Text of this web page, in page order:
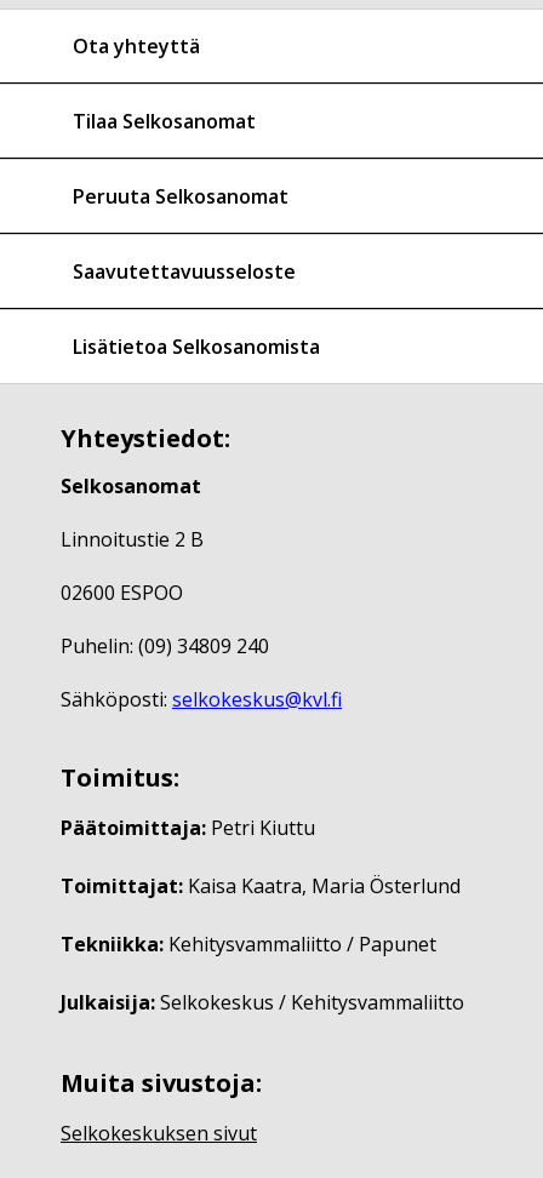
Ota yhteyttä
Tilaa Selkosanomat
Peruuta Selkosanomat
Saavutettavuusseloste
Lisätietoa Selkosanomista
Yhteystiedot:
Selkosanomat
Linnoitustie 2 B
02600 ESPOO
Puhelin: (09) 34809 240
Sähköposti: selkokeskus@kvl.fi
Toimitus:
Päätoimittaja: Petri Kiuttu
Toimittajat: Kaisa Kaatra, Maria Österlund
Tekniikka: Kehitysvammaliitto / Papunet
Julkaisija:Selkokeskus / Kehitysvammaliitto
Muita sivustoja:
Selkokeskuksen sivut